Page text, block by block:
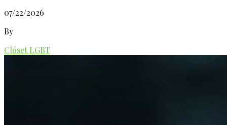
07/22/2026
By
Clóset LGBT